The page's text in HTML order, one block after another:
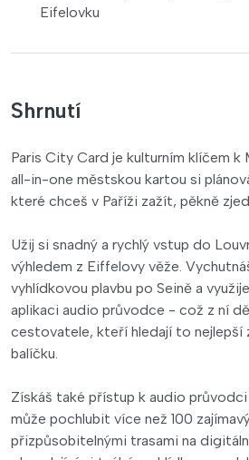
Eifelovku
Shrnutí
Paris City Card je kulturním klíčem
all-in-one městskou kartou si
které chceš v Paříži zažít, pěkně
Užij si snadný a rychlý vstup do
výhledem z Eiffelovy věže.
vyhlídkovou plavbu po Seině a
aplikaci audio průvodce - což z ní
cestovatele, kteří hledají to nejlepší
balíčku.
Získáš také přístup k audio
může pochlubit více než 100
přizpůsobitelnými trasami na